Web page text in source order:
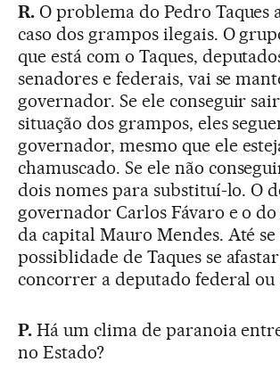
R. O problema do Pedro Taques
caso dos grampos ilegais. O
que está com o Taques,
senadores e federais, vai se
governador. Se ele conseguir
situação dos grampos, eles
governador, mesmo que ele
chamuscado. Se ele não
dois nomes para substituí-lo. O
governador Carlos Fávaro e o
da capital Mauro Mendes. Até
possiblidade de Taques se
concorrer a deputado federal ou
P. Há um clima de paranoia
no Estado?